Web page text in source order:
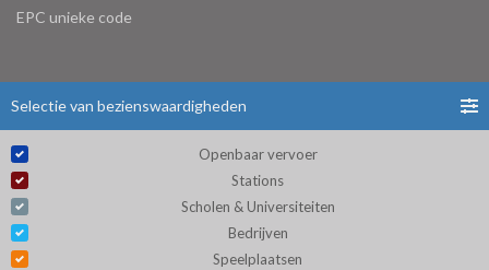
EPC unieke code
Selectie van bezienswaardigheden
Openbaar vervoer
Stations
Scholen & Universiteiten
Bedrijven
Speelplaatsen